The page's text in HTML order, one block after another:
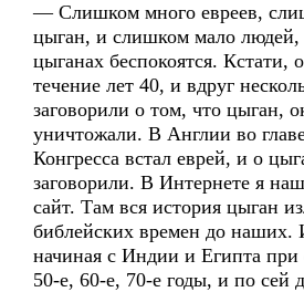
— Слишком много евреев,
цыган, и слишком мало людей,
цыганах беспокоятся. Кстати,
течение лет 40, и вдруг
заговорили о том, что цыган,
уничтожали. В Англии во
Конгресса встал еврей, и о
заговорили. В Интернете я
сайт. Там вся история цыган
библейских времен до наших.
начиная с Индии и Египта
50-е, 60-е, 70-е годы, и по сей